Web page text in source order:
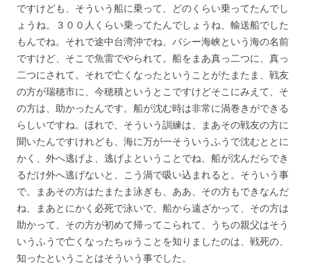
ですけども、そういう船に乗って、どのくらい乗ってたんでし
ょうね。３００人くらい乗ってたんでしょうね、輸送船でした
もんでね。それで途中台湾沖でね、バシー海峡という海の名前
ですけど、そこで魚雷でやられて。船をまあ真っ二つに、真っ
二つにされて。それで亡くなったということがたまたま、戦友
の方が瑞穂市に、今穂積というとこですけどそこにみえて、そ
の方は、助かったんです。船が沈む時は非常に渦巻きができる
らしいですね。ほれで、そういう訓練は、まあその戦友の方に
聞いたんですけれども、海に万が一そういうふうで沈むととに
かく、外へ逃げよ、逃げよということでね、船が沈んだらでき
るだけ外へ逃げないと、こう渦で吸い込まれると。そういう事
で。まあその方はたまたま泳ぎも、ああ、その方もできなんだ
ね、まあとにかく必死で泳いで、船から遠ざかって、その方は
助かって、その方が初めて帰ってこられて、うちの親父はそう
いうふうで亡くなったちゅうことを知りましたのは、戦死の、
知ったということはそういう事でした。